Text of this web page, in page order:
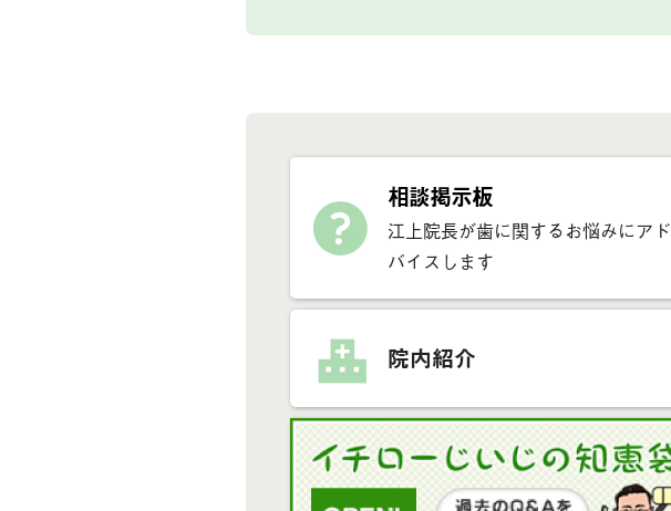
相談掲示板
江上院長が歯に関するお悩みにアド
バイスします
院内紹介